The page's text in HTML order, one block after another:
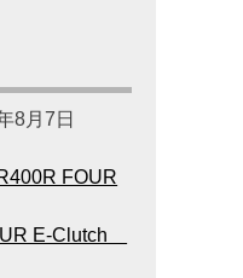
8月7日
FOUR
E-Clutch